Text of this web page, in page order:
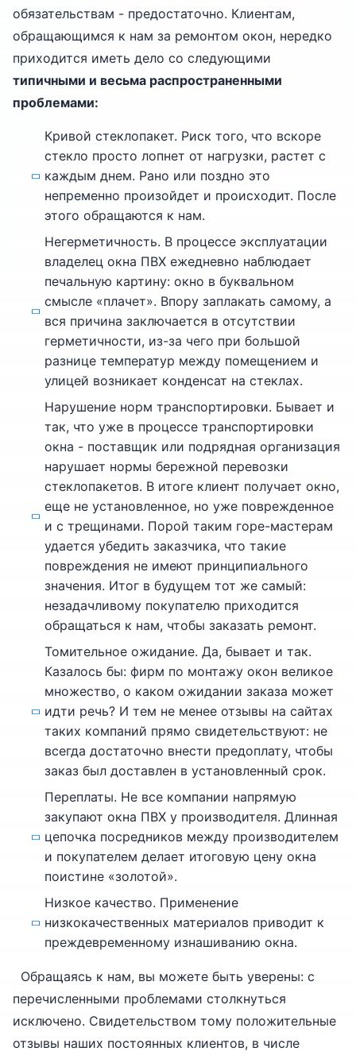
обязательствам - предостаточно. Клиентам,
обращающимся к нам за ремонтом окон, нередко
приходится иметь дело со следующими
типичными и весьма распространенными
проблемами:
Кривой стеклопакет. Риск того, что вскоре
стекло просто лопнет от нагрузки, растет с
каждым днем. Рано или поздно это
непременно произойдет и происходит. После
этого обращаются к нам.
Негерметичность. В процессе эксплуатации
владелец окна ПВХ ежедневно наблюдает
печальную картину: окно в буквальном
смысле «плачет». Впору заплакать самому, а
вся причина заключается в отсутствии
герметичности, из-за чего при большой
разнице температур между помещением и
улицей возникает конденсат на стеклах.
Нарушение норм транспортировки. Бывает и
так, что уже в процессе транспортировки
окна - поставщик или подрядная организация
нарушает нормы бережной перевозки
стеклопакетов. В итоге клиент получает окно,
еще не установленное, но уже поврежденное
и с трещинами. Порой таким горе-мастерам
удается убедить заказчика, что такие
повреждения не имеют принципиального
значения. Итог в будущем тот же самый:
незадачливому покупателю приходится
обращаться к нам, чтобы заказать ремонт.
Томительное ожидание. Да, бывает и так.
Казалось бы: фирм по монтажу окон великое
множество, о каком ожидании заказа может
идти речь? И тем не менее отзывы на сайтах
таких компаний прямо свидетельствуют: не
всегда достаточно внести предоплату, чтобы
заказ был доставлен в установленный срок.
Переплаты. Не все компании напрямую
закупают окна ПВХ у производителя. Длинная
цепочка посредников между производителем
и покупателем делает итоговую цену окна
поистине «золотой».
Низкое качество. Применение
низкокачественных материалов приводит к
преждевременному изнашиванию окна.
Обращаясь к нам, вы можете быть уверены: с
перечисленными проблемами столкнуться
исключено. Свидетельством тому положительные
отзывы наших постоянных клиентов, в числе